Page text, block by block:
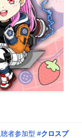
者参加型 #クロスプ